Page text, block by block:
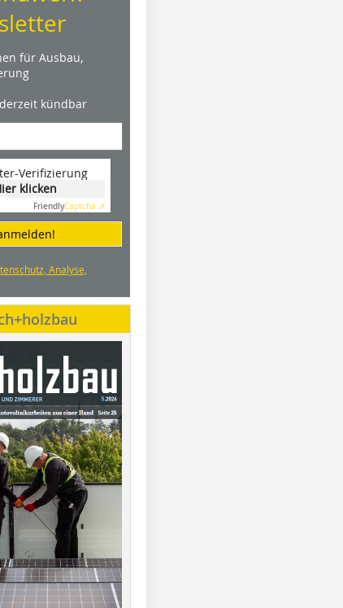
für Ausbau,
kündbar
Verifizierung
klicken
FriendlyCaptcha ⇗
Analyse,